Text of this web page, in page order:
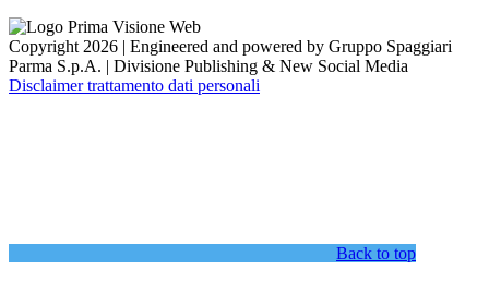
Copyright 2026 | Engineered and powered by Gruppo Spaggiari
Parma S.p.A. | Divisione Publishing & New Social Media
Disclaimer trattamento dati personali
Back to top